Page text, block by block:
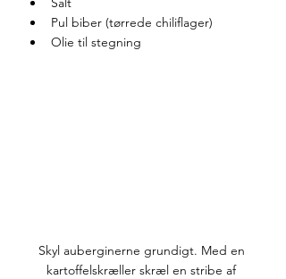
Pul biber (tørrede chiliflager)
Olie til stegning
Skyl auberginerne grundigt. Med en
kartoffelskræller skræl en stribe af